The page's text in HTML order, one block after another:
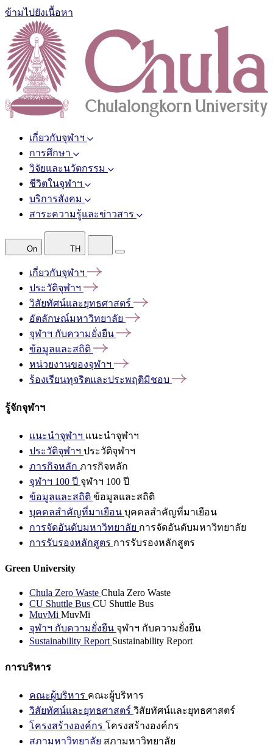
ข้ามไปยังเนื้อหา
เกี่ยวกับจุฬาฯ
การศึกษา
วิจัยและนวัตกรรม
ชีวิตในจุฬาฯ
บริการสังคม
สาระความรู้และข่าวสาร
On TH
เกี่ยวกับจุฬาฯ
ประวัติจุฬาฯ
วิสัยทัศน์และยุทธศาสตร์
อัตลักษณ์มหาวิทยาลัย
จุฬาฯ กับความยั่งยืน
ข้อมูลและสถิติ
หน่วยงานของจุฬาฯ
ร้องเรียนทุจริตและประพฤติมิชอบ
รู้จักจุฬาฯ
แนะนำจุฬาฯ แนะนำจุฬาฯ
ประวัติจุฬาฯ ประวัติจุฬาฯ
ภารกิจหลัก ภารกิจหลัก
จุฬาฯ 100 ปี จุฬาฯ 100 ปี
ข้อมูลและสถิติ ข้อมูลและสถิติ
บุคคลสำคัญที่มาเยือน บุคคลสำคัญที่มาเยือน
การจัดอันดับมหาวิทยาลัย การจัดอันดับมหาวิทยาลัย
การรับรองหลักสูตร การรับรองหลักสูตร
Green University
Chula Zero Waste Chula Zero Waste
CU Shuttle Bus CU Shuttle Bus
MuvMi MuvMi
จุฬาฯ กับความยั่งยืน จุฬาฯ กับความยั่งยืน
Sustainability Report Sustainability Report
การบริหาร
คณะผู้บริหาร คณะผู้บริหาร
วิสัยทัศน์และยุทธศาสตร์ วิสัยทัศน์และยุทธศาสตร์
โครงสร้างองค์กร โครงสร้างองค์กร
สภามหาวิทยาลัย สภามหาวิทยาลัย